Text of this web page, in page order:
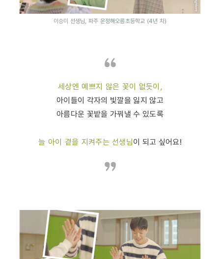
이승미 선생님, 파주 운정해오름초등학교 (4년 차)
세상엔 예쁘지 않은 꽃이 없듯이,
아이들이 각자의 빛깔을 잃지 않고
아름다운 꽃밭을 가꿔낼 수 있도록
늘 아이 곁을 지켜주는 선생님이 되고 싶어요!